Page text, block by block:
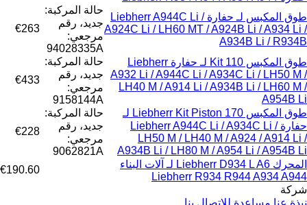
طوق المكبس لـ حفارة Liebherr A944C Li /
A924C Li / LH60 MT / A924B Li / A934 Li /
A934B Li / R934B
حالة المركبة:
جديد، رقم
مرجعي:
94028335A
€263
طوق المكبس Kit 110 لـ حفارة Liebherr
A932 Li / A944C Li / A934C Li / LH50 M /
LH40 M / A914 Li / A934B Li / LH60 M /
A954B Li
حالة المركبة:
جديد، رقم
مرجعي:
9158144A
€433
طوق المكبس Liebherr Kit Piston 170 لـ
حفارة Liebherr A944C Li / A934C Li /
LH50 M / LH40 M / A924 / A914 Li /
A934B Li / LH80 M / A954 Li / A954B Li
حالة المركبة:
جديد، رقم
مرجعي:
9062821A
€228
المحرك Liebherr D934 L A6 لـ آلات البناء
Liebherr R934 R944 A934 A944
€190.60
شركة
نبذة عنا
مساعدة للاتصال بنا